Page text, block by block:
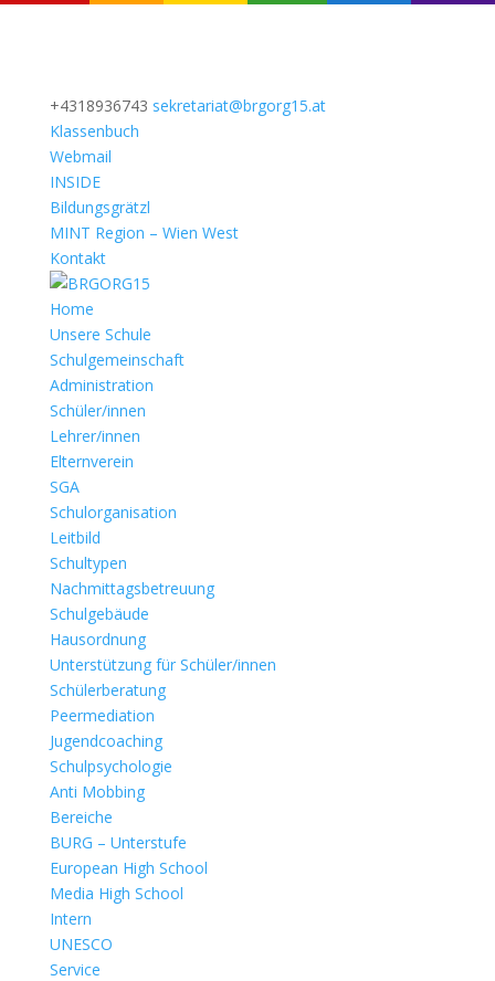
+4318936743 sekretariat@brgorg15.at
Klassenbuch
Webmail
INSIDE
Bildungsgrätzl
MINT Region – Wien West
Kontakt
Home
Unsere Schule
Schulgemeinschaft
Administration
Schüler/innen
Lehrer/innen
Elternverein
SGA
Schulorganisation
Leitbild
Schultypen
Nachmittagsbetreuung
Schulgebäude
Hausordnung
Unterstützung für Schüler/innen
Schülerberatung
Peermediation
Jugendcoaching
Schulpsychologie
Anti Mobbing
Bereiche
BURG – Unterstufe
European High School
Media High School
Intern
UNESCO
Service